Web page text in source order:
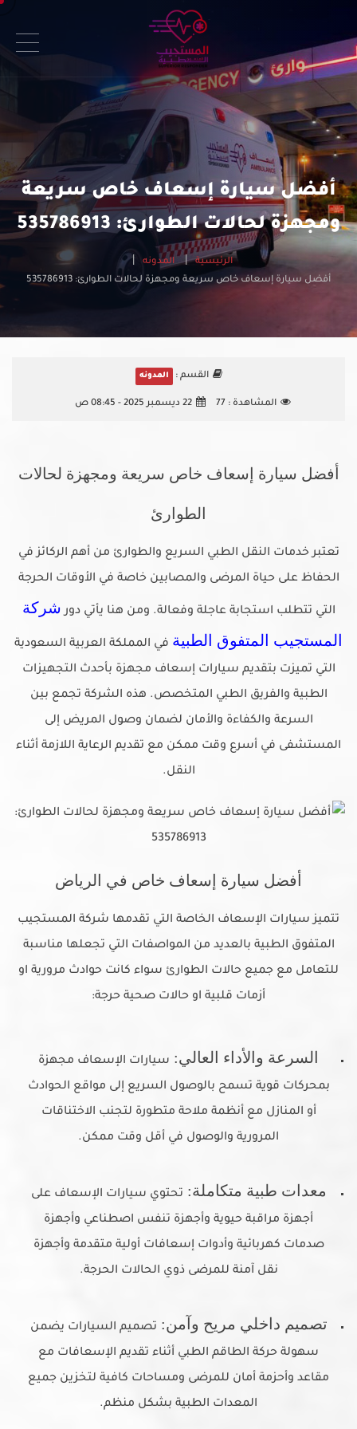
أفضل سيارة إسعاف خاص سريعة
ومجهزة لحالات الطوارئ: 535786913
الرئيسية
المدونه
أفضل سيارة إسعاف خاص سريعة ومجهزة لحالات الطوارئ: 535786913
القسم : المدونه
المشاهدة : 77 22 ديسمبر 2025 - 08:45 ص
أفضل سيارة إسعاف خاص سريعة ومجهزة لحالات
الطوارئ
تعتبر خدمات النقل الطبي السريع والطوارئ من أهم الركائز في
الحفاظ على حياة المرضى والمصابين خاصة في الأوقات الحرجة
التي تتطلب استجابة عاجلة وفعالة. ومن هنا يأتي دورشركة
المستجيب المتفوق الطبية في المملكة العربية السعودية
التي تميزت بتقديم سيارات إسعاف مجهزة بأحدث التجهيزات
الطبية والفريق الطبي المتخصص. هذه الشركة تجمع بين
السرعة والكفاءة والأمان لضمان وصول المريض إلى
المستشفى في أسرع وقت ممكن مع تقديم الرعاية اللازمة أثناء
النقل.
أفضل سيارة إسعاف خاص في الرياض
تتميز سيارات الإسعاف الخاصة التي تقدمها شركة المستجيب
المتفوق الطبية بالعديد من المواصفات التي تجعلها مناسبة
للتعامل مع جميع حالات الطوارئ سواء كانت حوادث مرورية او
أزمات قلبية او حالات صحية حرجة:
السرعة والأداء العالي: سيارات الإسعاف مجهزة
بمحركات قوية تسمح بالوصول السريع إلى مواقع الحوادث
أو المنازل مع أنظمة ملاحة متطورة لتجنب الاختناقات
المرورية والوصول في أقل وقت ممكن.
معدات طبية متكاملة: تحتوي سيارات الإسعاف على
أجهزة مراقبة حيوية وأجهزة تنفس اصطناعي وأجهزة
صدمات كهربائية وأدوات إسعافات أولية متقدمة وأجهزة
نقل آمنة للمرضى ذوي الحالات الحرجة.
تصميم داخلي مريح وآمن: تصميم السيارات يضمن
سهولة حركة الطاقم الطبي أثناء تقديم الإسعافات مع
مقاعد وأحزمة أمان للمرضى ومساحات كافية لتخزين جميع
المعدات الطبية بشكل منظم.